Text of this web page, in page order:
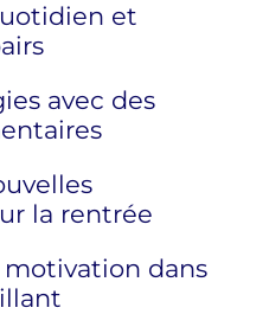
et
avec des
la rentrée
motivation dans